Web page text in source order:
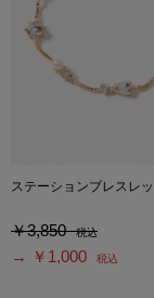
ステーションブレスレッ
￥3,850 税込
→ ￥1,000 税込